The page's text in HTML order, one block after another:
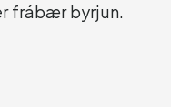
frábær byrjun.